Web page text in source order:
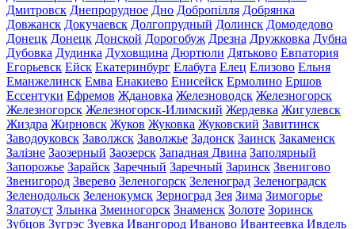
Дмитровск Днепрорудное Дно Добропілля Добрянка
Довжанск Докучаевск Долгопрудный Долинск Домодедово
Донецк Донецк Донской Дорогобуж Дрезна Дружковка Дубна
Дубовка Дудинка Духовщина Дюртюли Дятьково Евпатория
Егорьевск Ейск Екатеринбург Елабуга Елец Елизово Ельня
Еманжелинск Емва Енакиево Енисейск Ермолино Ершов
Ессентуки Ефремов Ждановка Железноводск Железногорск
Железногорск Железногорск-Илимский Жердевка Жигулевск
Жиздра Жирновск Жуков Жуковка Жуковский Завитинск
Заводоуковск Заволжск Заволжье Задонск Заинск Закаменск
Залізне Заозерный Заозерск Западная Двина Заполярный
Запорожье Зарайск Заречный Заречный Заринск Звенигово
Звенигород Зверево Зеленогорск Зеленоград Зеленоградск
Зеленодольск Зеленокумск Зерноград Зея Зима Зимогорье
Златоуст Злынка Змеиногорск Знаменск Золоте Зоринск
Зубцов Зугрэс Зуевка Ивангород Иваново Ивантеевка Ивдель